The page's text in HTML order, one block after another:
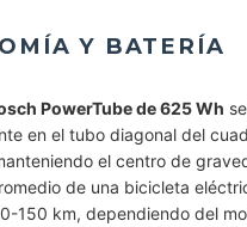
Y BATERÍA
PowerTube de 625 Wh
en el tubo diagonal del
el centro de
de una bicicleta
150 km, dependiendo del